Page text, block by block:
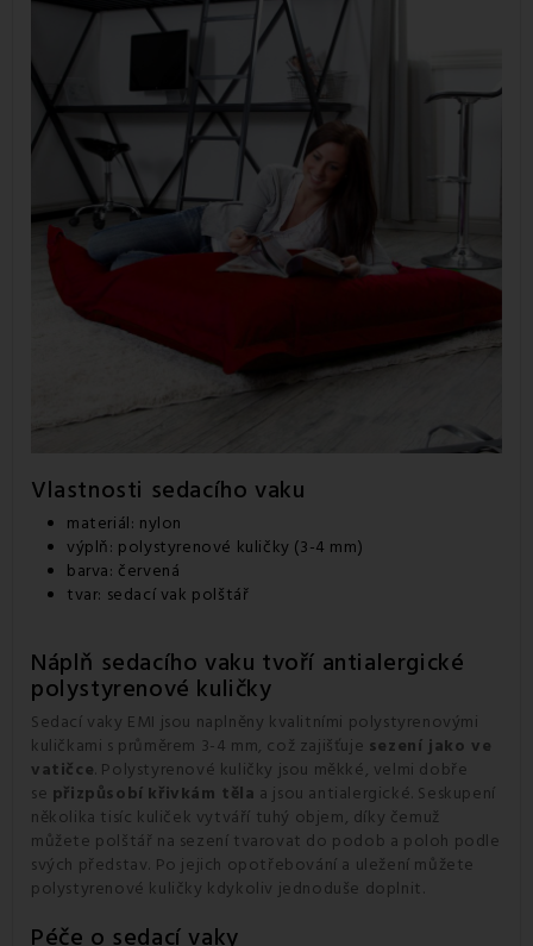
Vlastnosti sedacího vaku
materiál: nylon
výplň: polystyrenové kuličky (3-4 mm)
barva: červená
tvar: sedací vak polštář
Náplň sedacího vaku tvoří antialergické
polystyrenové kuličky
Sedací vaky EMI jsou naplněny kvalitními polystyrenovými
kuličkami s průměrem 3-4 mm, což zajišťuje sezení jako ve
vatičce. Polystyrenové kuličky jsou měkké, velmi dobře
se přizpůsobí křivkám těla a jsou antialergické. Seskupení
několika tisíc kuliček vytváří tuhý objem, díky čemuž
můžete polštář na sezení tvarovat do podob a poloh podle
svých představ. Po jejich opotřebování a uležení můžete
polystyrenové kuličky kdykoliv jednoduše doplnit.
Péče o sedací vaky